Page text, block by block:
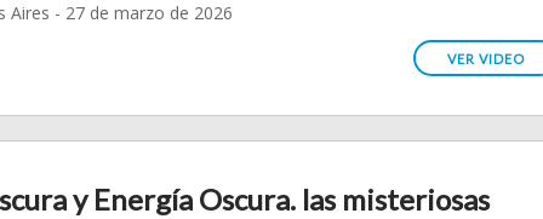
Aires - 27 de marzo de 2026
VER VIDEO
y Energía Oscura. las misteriosas